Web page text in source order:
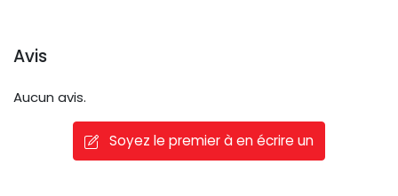
Avis
Aucun avis.
Soyez le premier à en écrire un